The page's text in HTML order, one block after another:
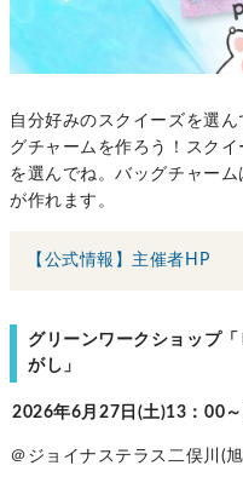
自分好みのスクイーズを選
グチャームを作ろう！スク
を選んでね。バッグチャー
が作れます。
【公式情報】主催者HP
グリーンワークショップ
がし」
2026年6月27日(土)13：00
＠ジョイナステラス二俣川(